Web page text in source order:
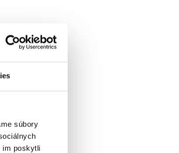
súbory
im poskytli